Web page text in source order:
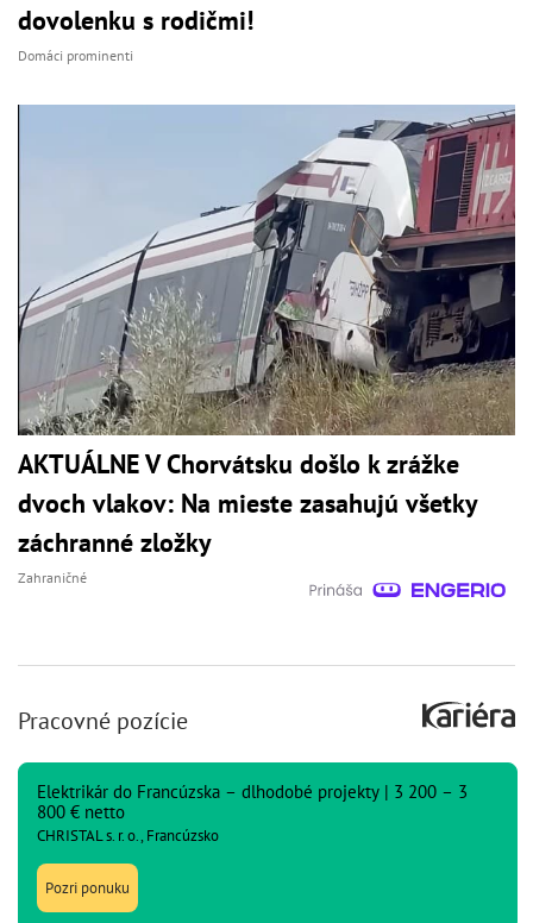
dovolenku s rodičmi!
Domáci prominenti
AKTUÁLNE V Chorvátsku došlo k zrážke
dvoch vlakov: Na mieste zasahujú všetky
záchranné zložky
Zahraničné
Pracovné pozície
Elektrikár do Francúzska – dlhodobé projekty | 3 200 – 3
800 € netto
CHRISTAL s. r. o., Francúzsko
Pozri ponuku